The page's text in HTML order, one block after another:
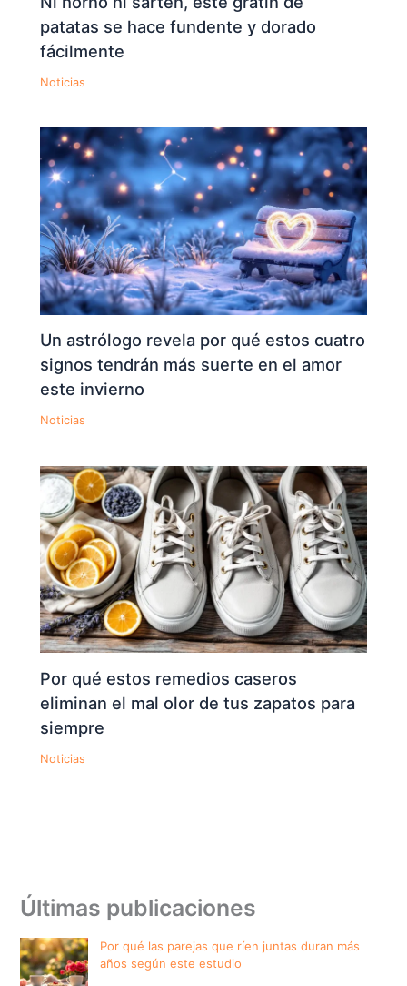
patatas se hace fundente y dorado
fácilmente
Noticias
Un astrólogo revela por qué estos cuatro
signos tendrán más suerte en el amor
este invierno
Noticias
Por qué estos remedios caseros
eliminan el mal olor de tus zapatos para
siempre
Noticias
Últimas publicaciones
Por qué las parejas que ríen juntas duran más
años según este estudio